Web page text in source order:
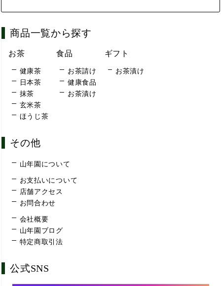
商品一覧から探す
お茶
健康茶
日本茶
抹茶
玄米茶
ほうじ茶
食品
お茶請け
健康食品
お茶漬け
ギフト
お茶漬け
その他
山年園について
お支払いについて
店舗アクセス
お問合わせ
会社概要
山年園ブログ
特定商取引法
公式SNS